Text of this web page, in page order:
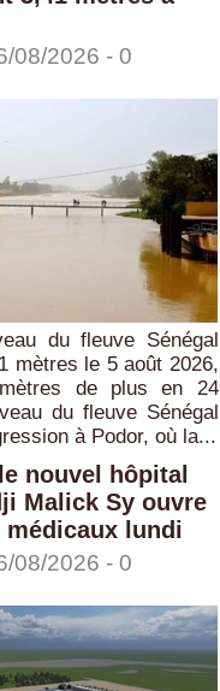
08/2026 - 0
du fleuve Sénégal
mètres le 5 août 2026,
de plus en 24
du fleuve Sénégal
à Podor, où la...
nouvel hôpital
Malick Sy ouvre
médicaux lundi
08/2026 - 0